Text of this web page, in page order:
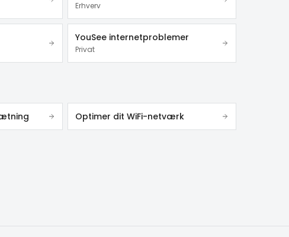
Erhverv
YouSee internetproblemer
Privat
Optimer dit WiFi-netværk